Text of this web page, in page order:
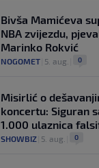
Bivša Mamićeva
NBA zvijezdu,
Marinko Rokvić
NOGOMET 5. aug. 0
Misirlić o
koncertu: Siguran
1.000 ulaznica
SHOWBIZ 5. aug. 0